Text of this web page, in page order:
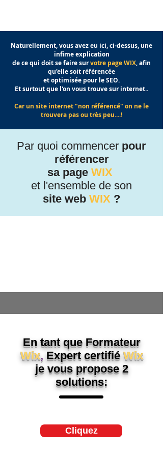
Naturellement, vous avez eu ici, ci-dessus, une
infime explication
de ce qui doit se faire survotre page WIX, afin
qu'elle soit référencée
et optimisée pour le SEO.
Et surtout que l'on vous trouve sur internet..
Car un site internet "non référencé" on ne le
trouvera pas ou très peu....!
Par quoi commencer pour
référencer
sa page WIX
et l'ensemble de son
site web WIX ?
En tant que Formateur
Wix, Expert certifié Wix
je vous propose 2
solutions:
Cliquez